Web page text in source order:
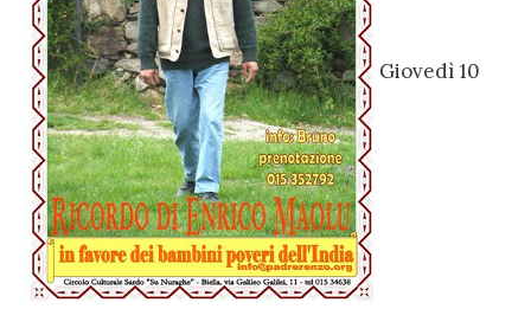
Giovedì 10